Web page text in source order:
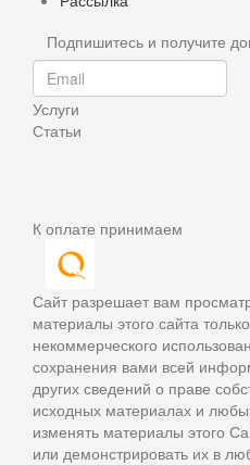
Подпишитесь и получите
Услуги
Статьи
К оплате принимаем
Сайт разрешает вам
материалы этого сайта
некоммерческого
сохранения вами всей
других сведений о праве
исходных материалах и
изменять материалы этого
или демонстрировать их в